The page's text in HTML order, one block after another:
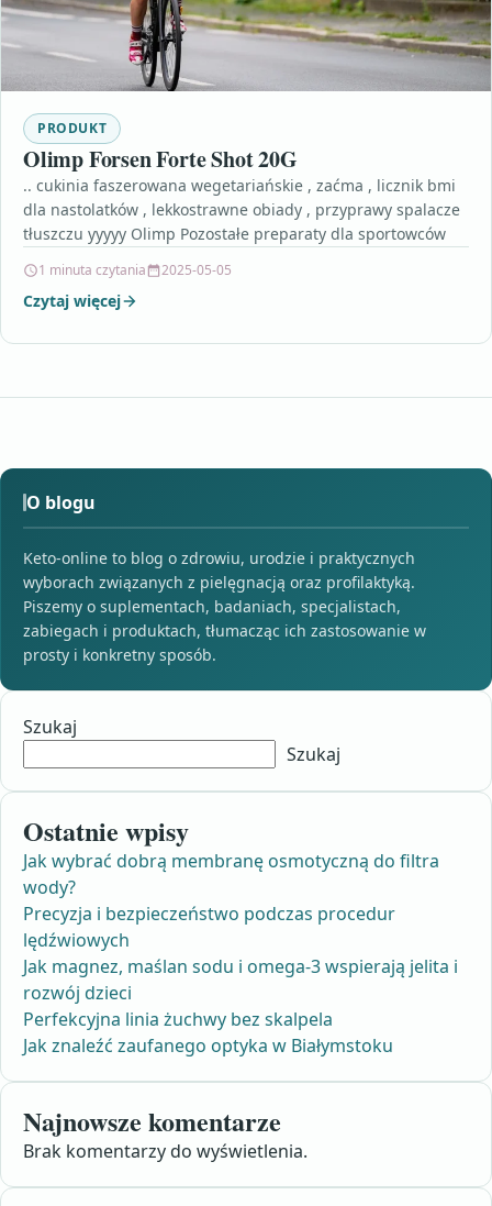
PRODUKT
Olimp Forsen Forte Shot 20G
.. cukinia faszerowana wegetariańskie , zaćma , licznik bmi
dla nastolatków , lekkostrawne obiady , przyprawy spalacze
tłuszczu yyyyy Olimp Pozostałe preparaty dla sportowców
1 minuta czytania 2025-05-05
Czytaj więcej
O blogu
Keto-online to blog o zdrowiu, urodzie i praktycznych
wyborach związanych z pielęgnacją oraz profilaktyką.
Piszemy o suplementach, badaniach, specjalistach,
zabiegach i produktach, tłumacząc ich zastosowanie w
prosty i konkretny sposób.
Szukaj
Szukaj
Ostatnie wpisy
Jak wybrać dobrą membranę osmotyczną do filtra
wody?
Precyzja i bezpieczeństwo podczas procedur
lędźwiowych
Jak magnez, maślan sodu i omega-3 wspierają jelita i
rozwój dzieci
Perfekcyjna linia żuchwy bez skalpela
Jak znaleźć zaufanego optyka w Białymstoku
Najnowsze komentarze
Brak komentarzy do wyświetlenia.